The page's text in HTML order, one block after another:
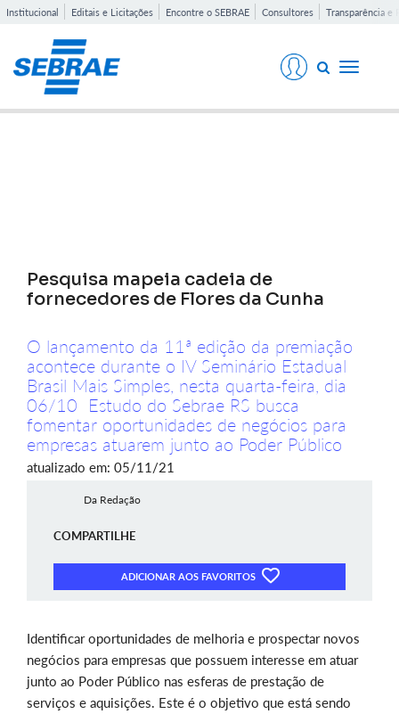
Institucional Editais e Licitações Encontre o SEBRAE Consultores Transparência e
Toggle
Pesquisa mapeia cadeia de
fornecedores de Flores da Cunha
O lançamento da 11ª edição da premiação
acontece durante o IV Seminário Estadual
Brasil Mais Simples, nesta quarta-feira, dia
06/10 Estudo do Sebrae RS busca
fomentar oportunidades de negócios para
empresas atuarem junto ao Poder Público
atualizado em: 05/11/21
Da Redação
COMPARTILHE
ADICIONAR AOS FAVORITOS
Identificar oportunidades de melhoria e prospectar novos
negócios para empresas que possuem interesse em atuar
junto ao Poder Público nas esferas de prestação de
serviços e aquisições. Este é o objetivo que está sendo